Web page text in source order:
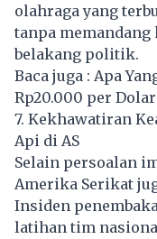
olahraga yang
tanpa memandang
belakang politik.
Baca juga : Apa
Rp20.000 per Dolar
7. Kekhawatiran
Api di AS
Selain persoalan
Amerika Serikat
Insiden
latihan tim